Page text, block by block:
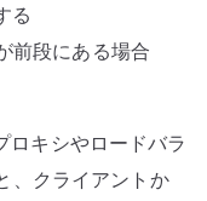
る
段にある場合
ロキシやロードバラ
、クライアントか